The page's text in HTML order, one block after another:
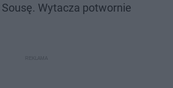
Wytacza potwornie